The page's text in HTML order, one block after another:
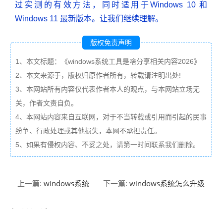
过实测的有效方法，同时适用于Windows 10 和
Windows 11 最新版本。让我们继续理解。
版权免责声明
1、本文标题：《windows系统工具是啥分享相关内容2026》
2、本文来源于，版权归原作者所有，转载请注明出处!
3、本网站所有内容仅代表作者本人的观点，与本网站立场无
关，作者文责自负。
4、本网站内容来自互联网，对于不当转载或引用而引起的民事
纷争、行政处理或其他损失，本网不承担责任。
5、如果有侵权内容、不妥之处，请第一时间联系我们删除。
上一篇: windows系统 下一篇: windows系统怎么升级